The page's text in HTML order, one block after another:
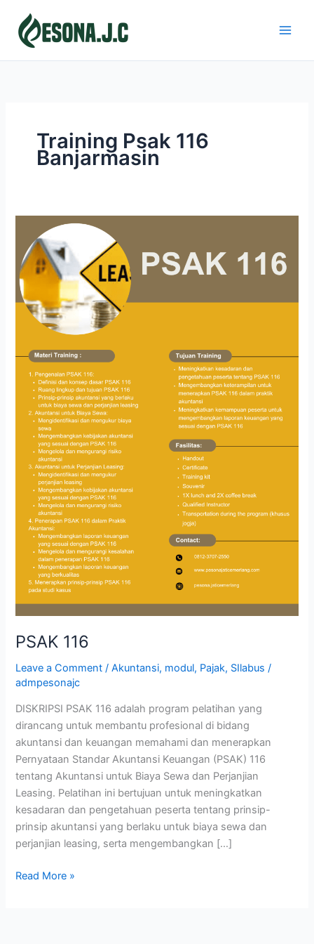
content
Training Psak 116
Banjarmasin
PSAK 116
Leave a Comment /Akuntansi, modul, Pajak, SIlabus /
admpesonajc
DISKRIPSI PSAK 116 adalah program pelatihan yang
dirancang untuk membantu profesional di bidang
akuntansi dan keuangan memahami dan menerapkan
Pernyataan Standar Akuntansi Keuangan (PSAK) 116
tentang Akuntansi untuk Biaya Sewa dan Perjanjian
Leasing. Pelatihan ini bertujuan untuk meningkatkan
kesadaran dan pengetahuan peserta tentang prinsip-
prinsip akuntansi yang berlaku untuk biaya sewa dan
perjanjian leasing, serta mengembangkan […]
Read More »